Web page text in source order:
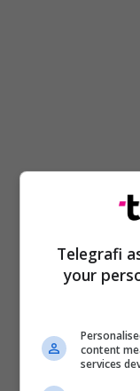
Shba
Telegrafi
your
content
services